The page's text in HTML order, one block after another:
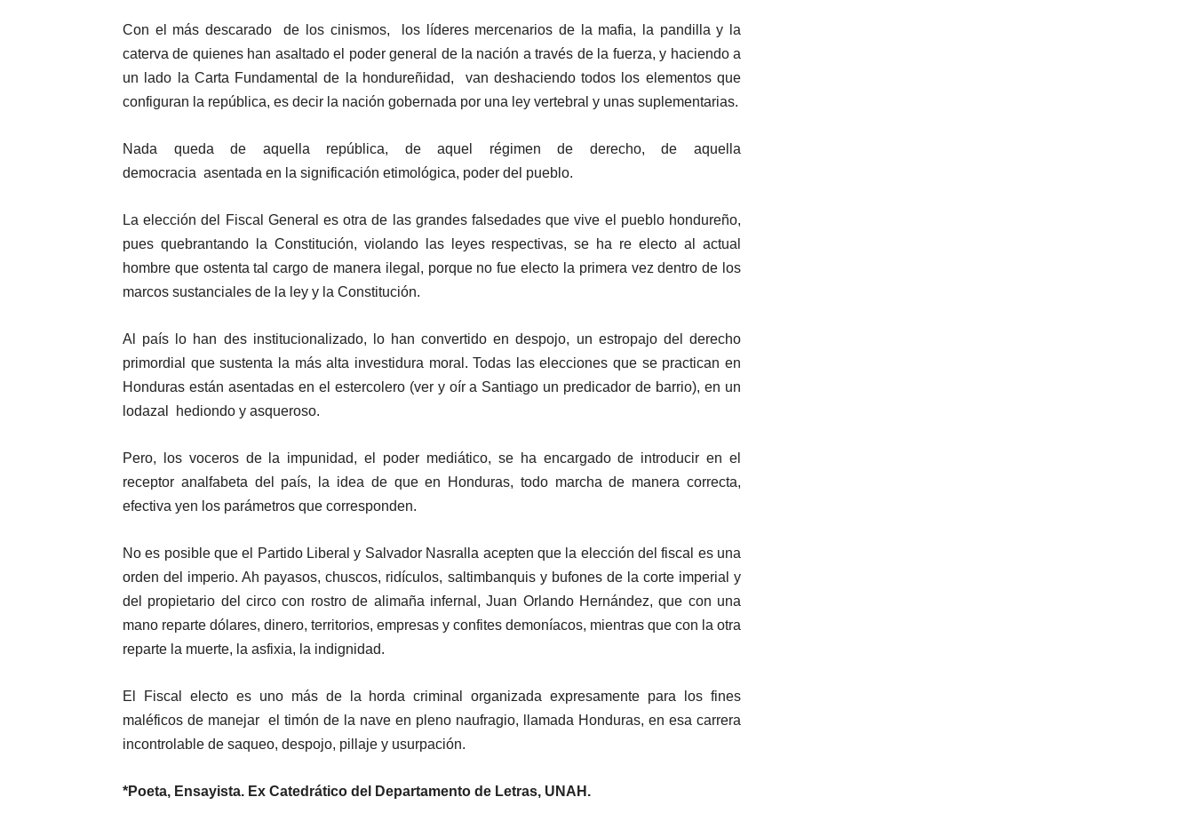
Con el más descarado de los cinismos, los líderes mercenarios de la mafia, la pandilla y la
caterva de quienes han asaltado el poder general de la nación a través de la fuerza, y haciendo a
un lado la Carta Fundamental de la hondureñidad, van deshaciendo todos los elementos que
configuran la república, es decir la nación gobernada por una ley vertebral y unas suplementarias.
Nada queda de aquella república, de aquel régimen de derecho, de aquella
democracia asentada en la significación etimológica, poder del pueblo.
La elección del Fiscal General es otra de las grandes falsedades que vive el pueblo hondureño,
pues quebrantando la Constitución, violando las leyes respectivas, se ha re electo al actual
hombre que ostenta tal cargo de manera ilegal, porque no fue electo la primera vez dentro de los
marcos sustanciales de la ley y la Constitución.
Al país lo han des institucionalizado, lo han convertido en despojo, un estropajo del derecho
primordial que sustenta la más alta investidura moral. Todas las elecciones que se practican en
Honduras están asentadas en el estercolero (ver y oír a Santiago un predicador de barrio), en un
lodazal hediondo y asqueroso.
Pero, los voceros de la impunidad, el poder mediático, se ha encargado de introducir en el
receptor analfabeta del país, la idea de que en Honduras, todo marcha de manera correcta,
efectiva yen los parámetros que corresponden.
No es posible que el Partido Liberal y Salvador Nasralla acepten que la elección del fiscal es una
orden del imperio. Ah payasos, chuscos, ridículos, saltimbanquis y bufones de la corte imperial y
del propietario del circo con rostro de alimaña infernal, Juan Orlando Hernández, que con una
mano reparte dólares, dinero, territorios, empresas y confites demoníacos, mientras que con la otra
reparte la muerte, la asfixia, la indignidad.
El Fiscal electo es uno más de la horda criminal organizada expresamente para los fines
maléficos de manejar el timón de la nave en pleno naufragio, llamada Honduras, en esa carrera
incontrolable de saqueo, despojo, pillaje y usurpación.
*Poeta, Ensayista. Ex Catedrático del Departamento de Letras, UNAH.